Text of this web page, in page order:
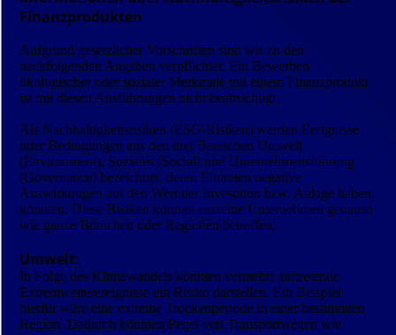
Finanzprodukten
Aufgrund gesetzlicher Vorschriften sind wir zu den
nachfolgenden Angaben verpflichtet. Ein Bewerben
ökologischer oder sozialer Merkmale mit einem Finanzprodukt
ist mit diesen Ausführungen nicht beabsichtigt.
Als Nachhaltigkeitsrisiken (ESG-Risiken) werden Ereignisse
oder Bedingungen aus den drei Bereichen Umwelt
(Environment), Soziales (Social) und Unternehmensführung
(Governance) bezeichnet, deren Eintreten negative
Auswirkungen auf den Wert der Investition bzw. Anlage haben
könnten. Diese Risiken können einzelne Unternehmen genauso
wie ganze Branchen oder Regionen betreffen.
Umwelt:
In Folge des Klimawandels könnten vermehrt auftretende
Extremwetterereignisse ein Risiko darstellen. Ein Beispiel
hierfür wäre eine extreme Trockenperiode in einer bestimmten
Region. Dadurch könnten Pegel von Transportwegen wie